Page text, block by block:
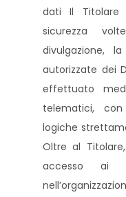
dati Il Titolare
sicurezza
divulgazione,
autorizzate dei
effettuato
telematici,
logiche
Oltre al
accesso ai